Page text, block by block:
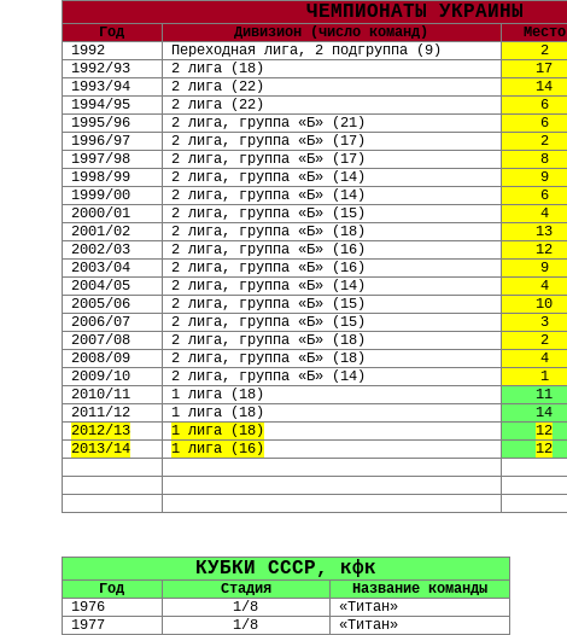
ЧЕМПИОНАТЫ УКРАИНЫ
Год Дивизион (число команд) Место
1992
Переходная лига, 2 подгруппа (9 ) 2
1992/93
2 лига (18 ) 17
1993/94
2 лига (22 ) 14
1994/95
2 лига (22 ) 6
1995/96
2 лига, группа «Б» (21 ) 6
1996/97
2 лига, группа «Б» (17 ) 2
1997/98
2 лига, группа «Б» (17 ) 8
1998/99
2 лига, группа «Б» (14 ) 9
1999/00
2 лига, группа «Б» (14 ) 6
2000/01
2 лига, группа «Б» (15 ) 4
2001/02
2 лига, группа «Б» (18 ) 13
2002/03
2 лига, группа «Б» (16 ) 12
2003/04
2 лига, группа «Б» (16 ) 9
2004/05
2 лига, группа «Б» (14 ) 4
2005/06
2 лига, группа «Б» (15 ) 10
2006/07
2 лига, группа «Б» (15 ) 3
2007/08
2 лига, группа «Б» (18 ) 2
2008/09
2 лига, группа «Б» (18 ) 4
2009/10
2 лига, группа «Б» (14 ) 1
2010/11
1 лига (18 ) 11
2011/12
1 лига (18 ) 14
2012/13
1 лига (18 ) 12
2013/14
1 лига (16 ) 12
КУБКИ СССР, кфк
Год Стадия
Название команды
1976
1/8
«Титан»
1977
1/8 «Титан»